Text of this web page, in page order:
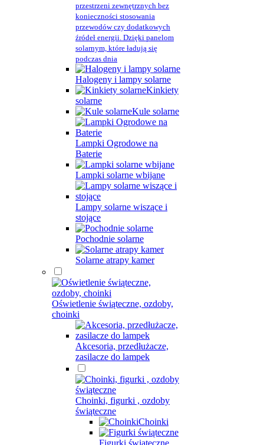
przestrzeni zewnętrznych bez
konieczności stosowania
przewodów czy dodatkowych
źródeł energii. Dzięki panelom
solarnym, które ładują się
podczas dnia
Halogeny i lampy solarne
Kinkiety
solarne
Kule solarne
Lampki Ogrodowe na
Baterie
Lampki solarne wbijane
Lampy solarne wiszące i
stojące
Pochodnie solarne
Solarne atrapy kamer
Oświetlenie świąteczne, ozdoby,
choinki
Akcesoria, przedłużacze,
zasilacze do lampek
Choinki, figurki , ozdoby
świąteczne
Choinki
Figurki świąteczne